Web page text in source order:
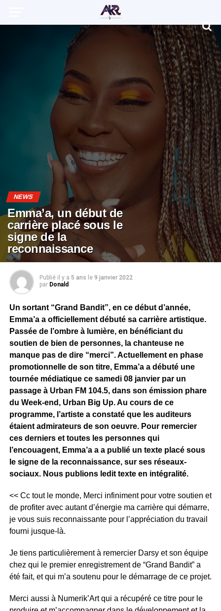
NEWS
Emma’a, un début de
carrière placé sous le
signe de la
reconnaissance
Publié il y a 5 ans le 9 janvier 2022
par Donald
Un sortant “Grand Bandit”, en ce début d’année,
Emma’a a officiellement débuté sa carrière artistique.
Passée de l’ombre à lumière, en bénéficiant du
soutien de bien de personnes, la chanteuse ne
manque pas de dire “merci”. Actuellement en phase
promotionnelle de son titre, Emma’a a débuté une
tournée médiatique ce samedi 08 janvier par un
passage à Urban FM 104.5, dans son émission phare
du Week-end, Urban Big Up. Au cours de ce
programme, l’artiste a constaté que les auditeurs
étaient admirateurs de son oeuvre. Pour remercier
ces derniers et toutes les personnes qui
l’encouagent, Emma’a a a publié un texte placé sous
le signe de la reconnaissance, sur ses réseaux-
sociaux. Nous publions ledit texte en intégralité.
<< Cc tout le monde, Merci infiniment pour votre soutien et
de profiter avec autant d’énergie ma carrière qui démarre,
je vous suis reconnaissante pour l’appréciation du travail
fourni jusque-là.
Je tiens particulièrement à remercier Darsy et son équipe
chez qui le premier enregistrement de “Grand Bandit” a
été fait, et qui m’a soutenu pour le démarrage de ce projet.
Merci aussi à Numerik’Art qui a récupéré ce titre pour le